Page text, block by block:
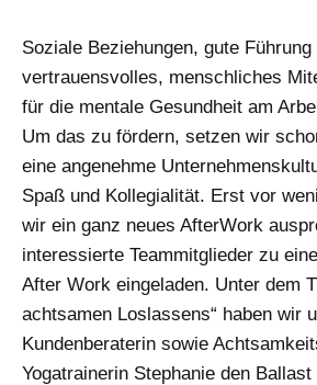
Soziale Beziehungen, gute Führung
vertrauensvolles, menschliches
für die mentale Gesundheit am
Um das zu fördern, setzen wir
eine angenehme
Spaß und Kollegialität. Erst vor
wir ein ganz neues AfterWork
interessierte Teammitglieder zu
After Work eingeladen. Unter dem
achtsamen Loslassens“ haben wir
Kundenberaterin sowie
Yogatrainerin Stephanie den